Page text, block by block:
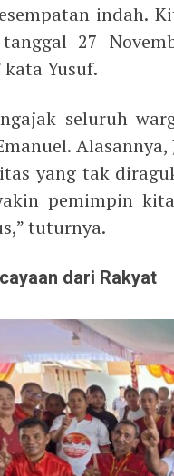
indah.
27
kata Yusuf.
seluruh
yang tak
pemimpin
tuturnya.
dari Rakyat